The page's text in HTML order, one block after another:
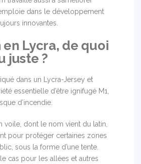
dans le développement
innovantes.
en Lycra, de quoi
juste ?
dans un Lycra-Jersey et
essentielle d’être ignifugé M1,
d’incendie.
voile, dont le nom vient du latin,
pour protéger certaines zones
sous la forme d’une tente.
cas pour les allées et autres